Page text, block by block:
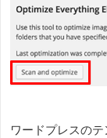
ワードプレスの